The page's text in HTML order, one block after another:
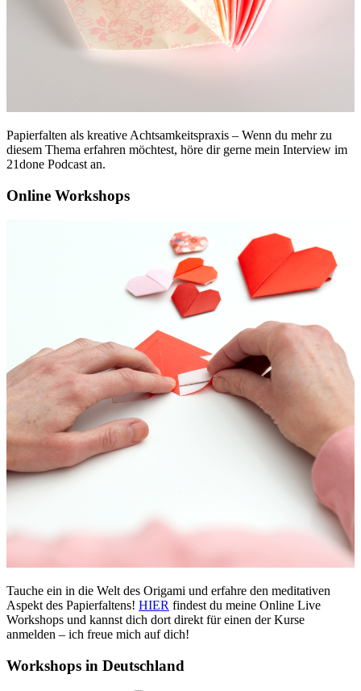
Papierfalten als kreative Achtsamkeitspraxis – Wenn du mehr zu
diesem Thema erfahren möchtest, höre dir gerne mein Interview im
21done Podcast an.
Online Workshops
Tauche ein in die Welt des Origami und erfahre den meditativen
Aspekt des Papierfaltens! HIER findest du meine Online Live
Workshops und kannst dich dort direkt für einen der Kurse
anmelden – ich freue mich auf dich!
Workshops in Deutschland